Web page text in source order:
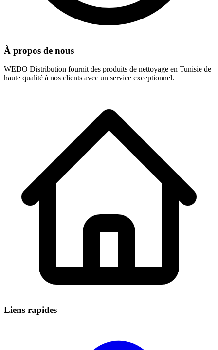
À propos de nous
WEDO Distribution fournit des produits de nettoyage en Tunisie de
haute qualité à nos clients avec un service exceptionnel.
Liens rapides